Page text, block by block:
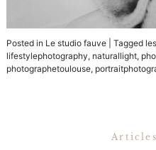
Posted in Le studio fauve Tagged
lifestylephotography, naturallight,
photographetoulouse,